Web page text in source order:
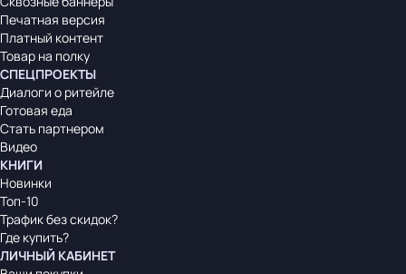
Печатная версия
Платный контент
Товар на полку
СПЕЦПРОЕКТЫ
Диалоги о ритейле
Готовая еда
Стать партнером
Видео
КНИГИ
Новинки
Топ-10
Трафик без скидок?
Где купить?
ЛИЧНЫЙ КАБИНЕТ